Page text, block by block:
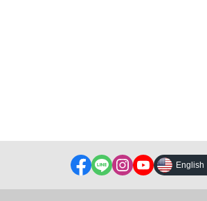
English